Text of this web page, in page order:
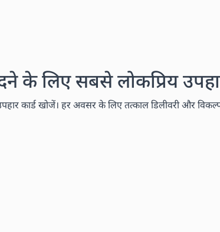
लिए सबसे लोकप्रिय
कार्ड खोजें। हर अवसर के लिए तत्काल डिलीवरी और